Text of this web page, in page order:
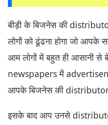
बीड़ी के बिजनेस की
लोगों को ढूंढना होगा जो आपके
आम लोगों में बहुत ही आसानी
newspapers में
आपके बिजनेस की
इसके बाद आप उनसे